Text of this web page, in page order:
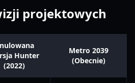
projektowych
Hunter
(2022)
Metro 2039
(Obecnie)